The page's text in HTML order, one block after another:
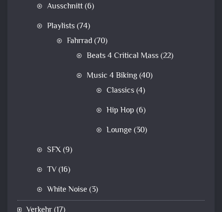
Ausschnitt(6)
Playlists(74)
Fahrrad(70)
Beats 4 Critical Mass(22)
Music 4 Biking(40)
Classics(4)
Hip Hop (6)
Lounge (30)
SFX(9)
TV(16)
White Noise (3)